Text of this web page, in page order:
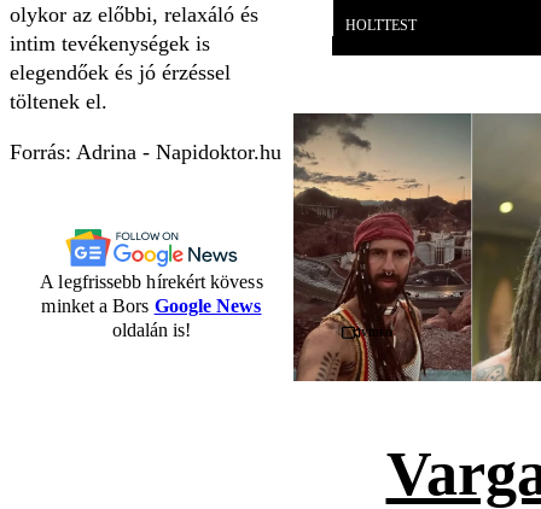
olykor az előbbi, relaxáló és
intim tevékenységek is
elegendőek és jó érzéssel
töltenek el.
Forrás: Adrina - Napidoktor.hu
A legfrissebb hírekért kövess
minket a Bors Google News
oldalán is!
HOLTTEST
Videó